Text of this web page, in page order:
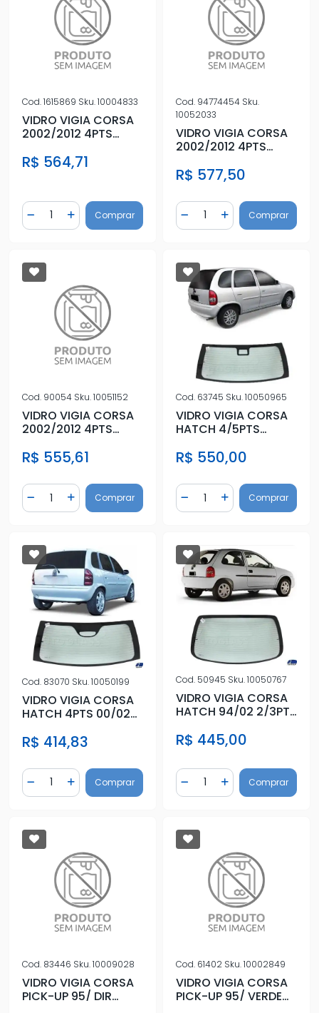
Cod.1615869 Sku.10004833
VIDRO VIGIA CORSA
2002/2012 4PTS
C/ANTIBACANTE
R$ 564,71
Diminuir Quantidade
Quantidade
Adicionar Quantidade
Comprar
Cod. 94774454 Sku.
10052033
VIDRO VIGIA CORSA
2002/2012 4PTS
C/ANTIBACANTE
LIMPADO
R$ 577,50
Diminuir Quantidade
Quantidade
AdicionarComprar
Cod. 90054 Sku.10051152
VIDRO VIGIA CORSA
2002/2012 4PTS
C/ANTIBACANTE
R$ 555,61
Diminuir Quantidade
Quantidade
Adicionar Quantidade
Comprar
Cod. 63745 Sku.10050965
VIDRO VIGIA CORSA
HATCH 4/5PTS
QUADRADO)
R$ 550,00
Diminuir Quantidade
Quantidade
AdicionarComprar
Cod. 83070 Sku.10050199
VIDRO VIGIA CORSA
HATCH 4PTS 00/02
REDONDO)
R$ 414,83
Diminuir Quantidade
Quantidade
Adicionar Quantidade
Comprar
Cod. 50945 Sku.10050767
VIDRO VIGIA CORSA
HATCH 94/02 2/3PTS
R$ 445,00
Diminuir Quantidade
Quantidade
AdicionarComprar
Cod. 83446 Sku.10009028
VIDRO VIGIA CORSA
PICK-UP 95/ DIR
Cod. 61402 Sku.10002849
VIDRO VIGIA CORSA
PICK-UP 95/ VERDE